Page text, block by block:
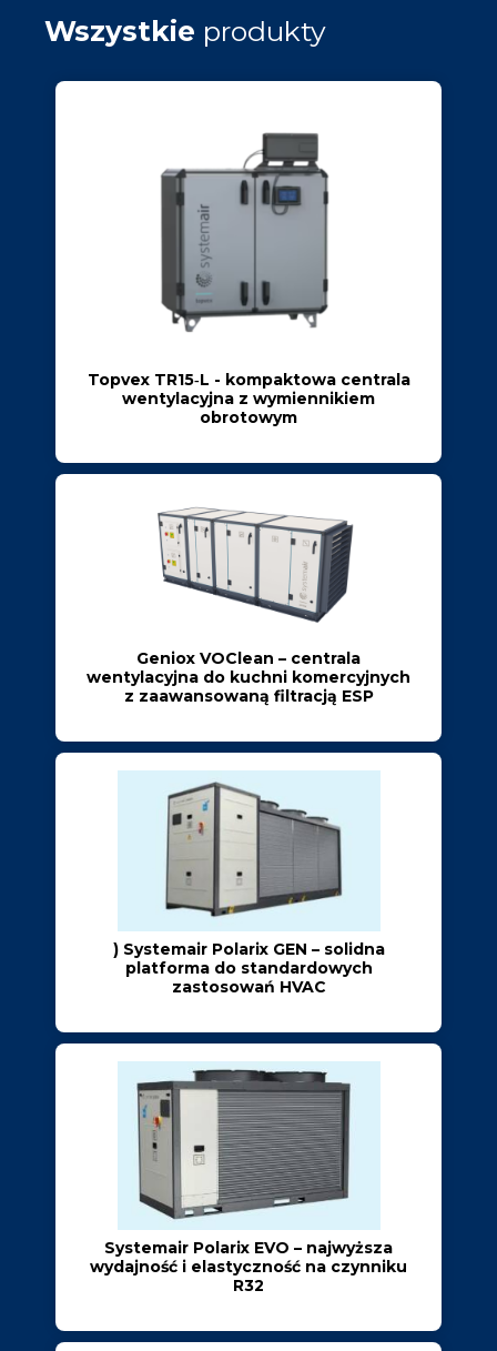
Wszystkie produkty
Topvex TR15‑L - kompaktowa centrala
wentylacyjna z wymiennikiem
obrotowym
Geniox VOClean – centrala
wentylacyjna do kuchni komercyjnych
z zaawansowaną filtracją ESP
) Systemair Polarix GEN – solidna
platforma do standardowych
zastosowań HVAC
Systemair Polarix EVO – najwyższa
wydajność i elastyczność na czynniku
R32